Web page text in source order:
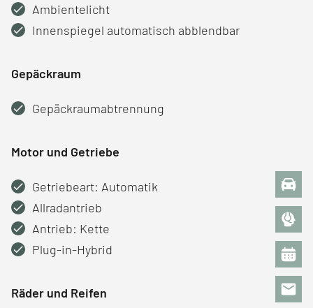
Ambientelicht
Innenspiegel automatisch abblendbar
Gepäckraum
Gepäckraumabtrennung
Motor und Getriebe
Getriebeart: Automatik
Allradantrieb
Antrieb: Kette
Plug-in-Hybrid
Räder und Reifen